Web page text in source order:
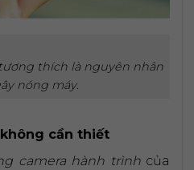
thích là nguyên nhân
nóng máy.
cần thiết
camera hành trìnhcủa